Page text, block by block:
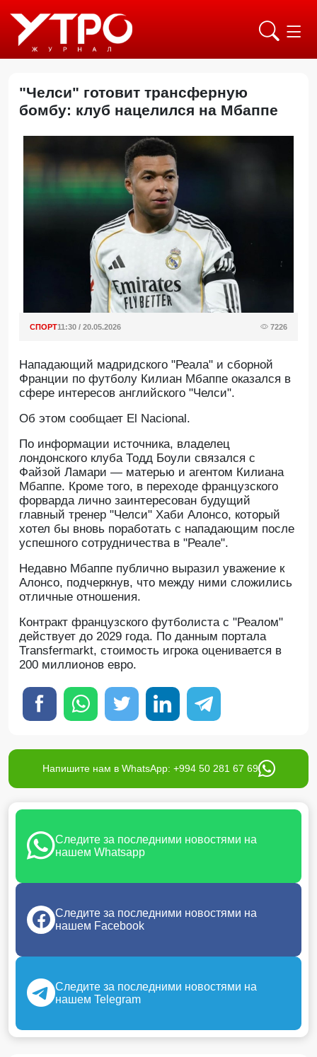
"Челси" готовит трансферную
бомбу: клуб нацелился на Мбаппе
СПОРТ11:30 / 20.05.2026 7226
Нападающий мадридского "Реала" и сборной
Франции по футболу Килиан Мбаппе оказался в
сфере интересов английского "Челси".
Об этом сообщает El Nacional.
По информации источника, владелец
лондонского клуба Тодд Боули связался с
Файзой Ламари — матерью и агентом Килиана
Мбаппе. Кроме того, в переходе французского
форварда лично заинтересован будущий
главный тренер "Челси" Хаби Алонсо, который
хотел бы вновь поработать с нападающим после
успешного сотрудничества в "Реале".
Недавно Мбаппе публично выразил уважение к
Алонсо, подчеркнув, что между ними сложились
отличные отношения.
Контракт французского футболиста с "Реалом"
действует до 2029 года. По данным портала
Transfermarkt, стоимость игрока оценивается в
200 миллионов евро.
Напишите нам в WhatsApp: +994 50 281 67 69
Следите за последними новостями на
нашем Whatsapp
Следите за последними новостями на
нашем Facebook
Следите за последними новостями на
нашем Telegram